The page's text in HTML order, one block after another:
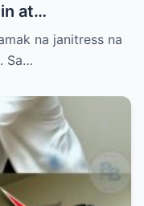
at
sinigawan,
na janitress na
Sa…